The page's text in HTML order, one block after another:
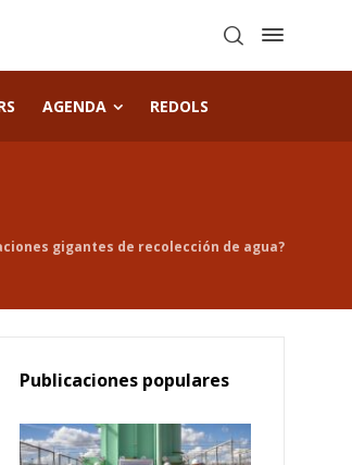
AGENDA REDOLS
gigantes de recolección de agua?
Publicaciones populares